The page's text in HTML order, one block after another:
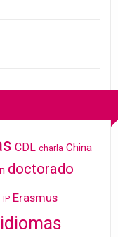
CDL charla China
doctorado
IP Erasmus
idiomas